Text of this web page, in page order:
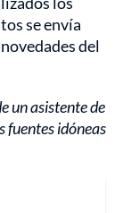
se envía
del
un asistente de
fuentes idóneas